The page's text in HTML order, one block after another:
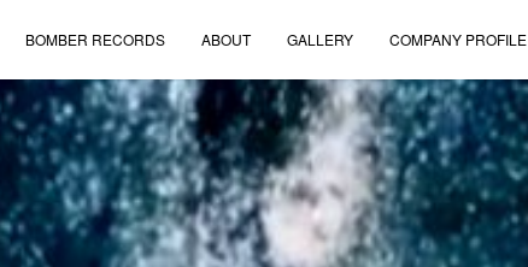
BOMBER RECORDS ABOUT GALLERY COMPANY PROFILE